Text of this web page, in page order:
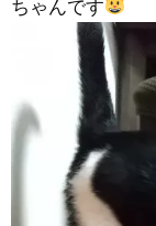
ちゃんです